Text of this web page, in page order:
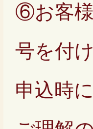
⑥お客
号を付
申込時